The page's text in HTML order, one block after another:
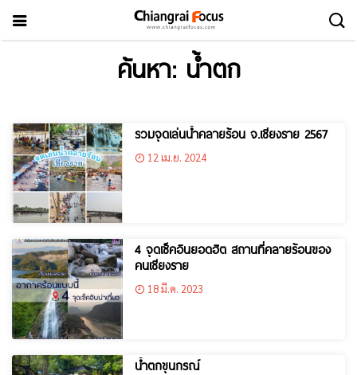
ค้นหา: น้ำตก
รวมจุดเล่นน้ำคลายร้อน จ.เชียงราย 2567
12 เม.ย. 2024
4 จุดเช็คอินยอดฮิต สถานที่คลายร้อนของ
คนเชียงราย
18 มี.ค. 2023
น้ำตกขุนกรณ์